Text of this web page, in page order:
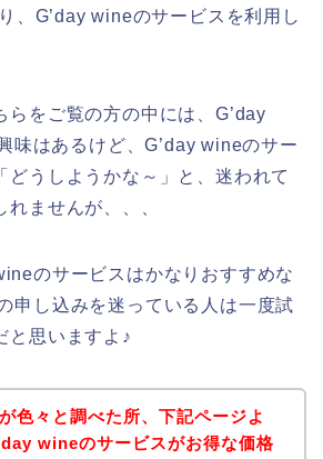
、G’day wineのサービスを利用し
らをご覧の方の中には、G’day
味はあるけど、G’day wineのサー
どうしようかな～」と、迷われて
ませんが、、、
のサービスはかなりおすすめな
申し込みを迷っている人は一度試
と思いますよ♪
色々と調べた所、下記ページよ
wineのサービスがお得な価格